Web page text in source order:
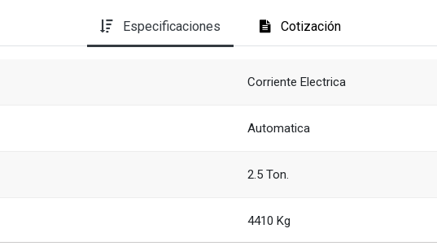
Especificaciones Cotización
Corriente Electrica
Automatica
2.5 Ton.
4410 Kg